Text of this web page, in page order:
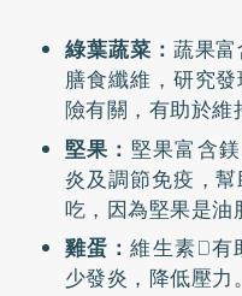
綠葉蔬菜： 蔬果
膳食纖維，研究
險有關，有助於維
堅果： 堅果富含
炎及調節免疫，
吃，因為堅果是油
雞蛋：維生素D有
少發炎，降低壓力。